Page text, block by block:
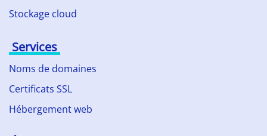
Stockage cloud
Services
Noms de domaines
Certificats SSL
Hébergement web